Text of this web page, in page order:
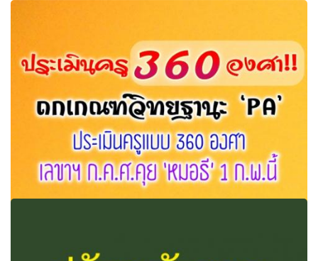
ฐานนักเรียนยากจน ปีการศึกษา 2560
แบบ 360 องศา เลขาฯ ก.ค.ศ.คุย ‘หมอธี’ 1 ก.พ.นี้